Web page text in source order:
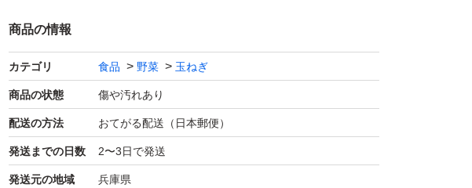
○日時時間の指定はできません。注文が入りしだい速やかに発送
したまま（土などついたまま）になっています。神経質な方は購
入ご遠慮下さい。
送料：無料 常温便
商品の情報
カテゴリ 食品 野菜 玉ねぎ
商品の状態 傷や汚れあり
配送の方法 おてがる配送（日本郵便）
発送までの日数 2〜3日で発送
発送元の地域 兵庫県